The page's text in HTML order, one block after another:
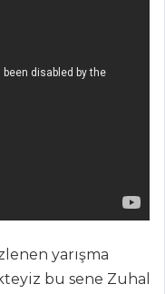
yarışma
bu sene Zuhal